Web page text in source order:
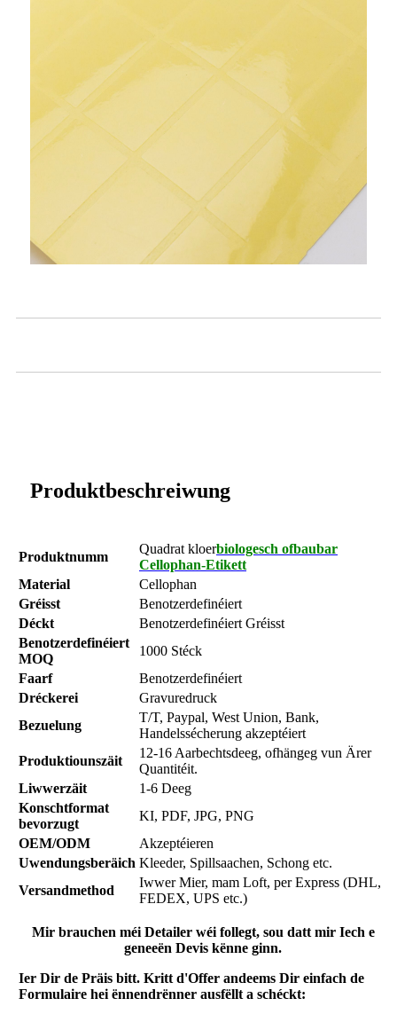
Produktbeschreiwung
Produktnumm
Quadrat kloerbiologesch ofbaubar
Cellophan-Etikett
Material
Cellophan
Gréisst
Benotzerdefinéiert
Déckt
Benotzerdefinéiert Gréisst
Benotzerdefinéiert
MOQ
1000 Stéck
Faarf
Benotzerdefinéiert
Dréckerei
Gravuredruck
Bezuelung
T/T, Paypal, West Union, Bank,
Handelssécherung akzeptéiert
Produktiounszäit
12-16 Aarbechtsdeeg, ofhängeg vun Ärer
Quantitéit.
Liwwerzäit
1-6 Deeg
Konschtformat
bevorzugt
KI, PDF, JPG, PNG
OEM/ODM
Akzeptéieren
Uwendungsberäich Kleeder, Spillsaachen, Schong etc.
Versandmethod
Iwwer Mier, mam Loft, per Express (DHL,
FEDEX, UPS etc.)
Mir brauchen méi Detailer wéi follegt, sou datt mir Iech e
geneeën Devis kënne ginn.
Ier Dir de Präis bitt. Kritt d'Offer andeems Dir einfach de
Formulaire hei ënnendrënner ausfëllt a schéckt: